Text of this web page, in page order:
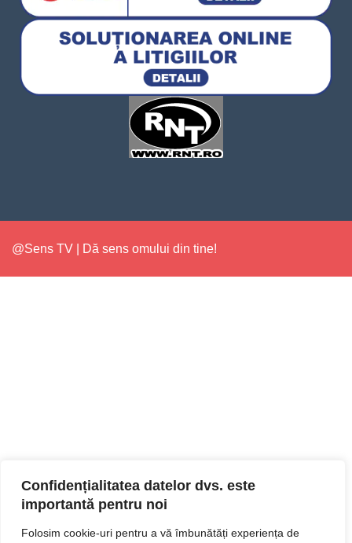
Confidențialitatea datelor dvs. este
importantă pentru noi
Folosim cookie-uri pentru a vă îmbunătăți experiența de
@Sens TV | Dă sens omului din tine!